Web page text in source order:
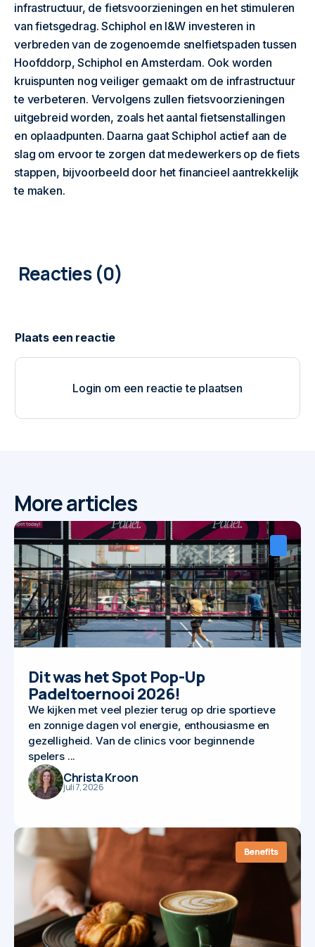
infrastructuur, de fietsvoorzieningen en het stimuleren
van fietsgedrag. Schiphol en I&W investeren in
verbreden van de zogenoemde snelfietspaden tussen
Hoofddorp, Schiphol en Amsterdam. Ook worden
kruispunten nog veiliger gemaakt om de infrastructuur
te verbeteren. Vervolgens zullen fietsvoorzieningen
uitgebreid worden, zoals het aantal fietsenstallingen
en oplaadpunten. Daarna gaat Schiphol actief aan de
slag om ervoor te zorgen dat medewerkers op de fiets
stappen, bijvoorbeeld door het financieel aantrekkelijk
te maken.
Login om een reactie te plaatsen
0
More articles
Dit was het Spot Pop-Up
Padeltoernooi 2026!
We kijken met veel plezier terug op drie sportieve
en zonnige dagen vol energie, enthousiasme en
gezelligheid. Van de clinics voor beginnende
spelers ...
Christa Kroon
juli 7, 2026
Benefits